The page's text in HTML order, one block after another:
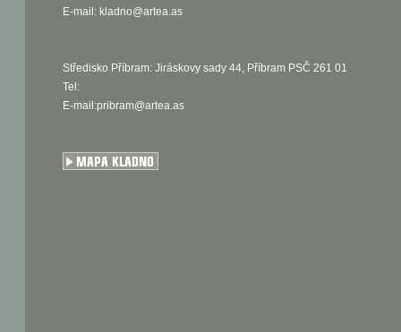
E-mail: kladno@artea.as
Středisko Příbram: Jiráskovy sady 44, Příbram PSČ 261 01
Tel:
E-mail:pribram@artea.as